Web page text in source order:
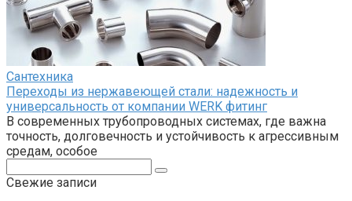
Сантехника
Переходы из нержавеющей стали: надежность и
универсальность от компании WERK фитинг
В современных трубопроводных системах, где важна
точность, долговечность и устойчивость к агрессивным
средам, особое
Свежие записи